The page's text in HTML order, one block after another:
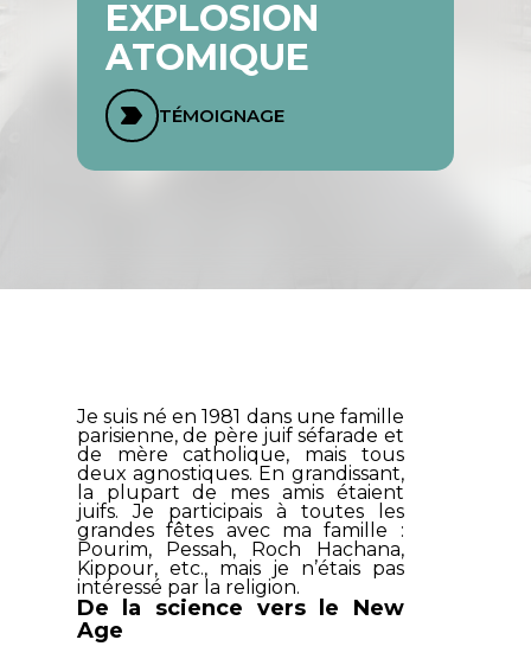
EXPLOSION
ATOMIQUE
TÉMOIGNAGE
Je suis né en 1981 dans une famille
parisienne, de père juif séfarade et
de mère catholique, mais tous
deux agnostiques. En grandissant,
la plupart de mes amis étaient
juifs. Je participais à toutes les
grandes fêtes avec ma famille :
Pourim, Pessah, Roch Hachana,
Kippour, etc., mais je n’étais pas
intéressé par la religion.
De la science vers le New
Age